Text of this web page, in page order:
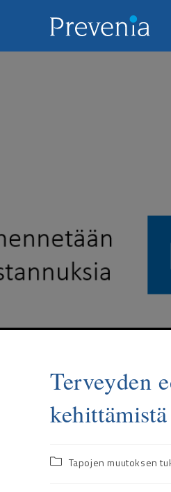
Terveyden
kehittämistä
Tapojen muutoksen